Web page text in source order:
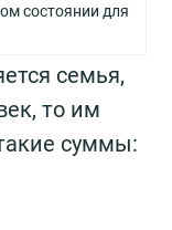
состоянии для
семья,
то им
суммы: